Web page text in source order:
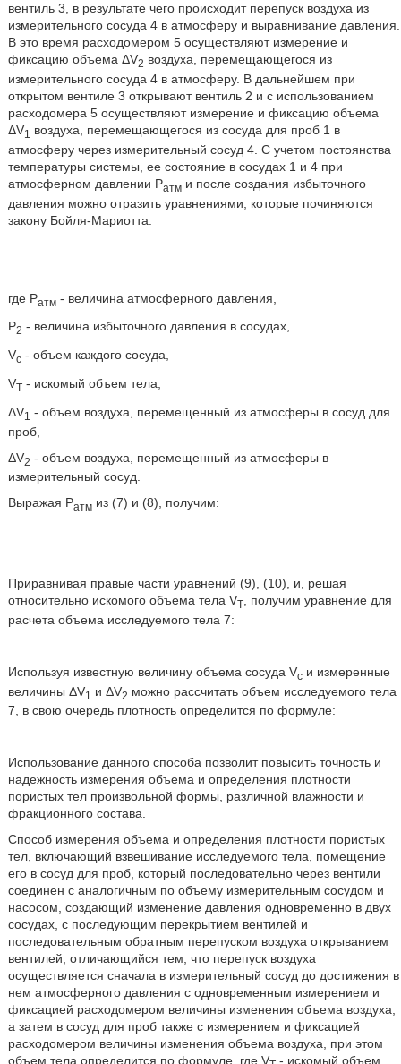
вентиль 3, в результате чего происходит перепуск воздуха из
измерительного сосуда 4 в атмосферу и выравнивание давления.
В это время расходомером 5 осуществляют измерение и
фиксацию объема ΔV2 воздуха, перемещающегося из
измерительного сосуда 4 в атмосферу. В дальнейшем при
открытом вентиле 3 открывают вентиль 2 и с использованием
расходомера 5 осуществляют измерение и фиксацию объема
ΔV1
воздуха, перемещающегося из сосуда для проб 1 в
атмосферу через измерительный сосуд 4. С учетом постоянства
температуры системы, ее состояние в сосудах 1 и 4 при
атмосферном давлении Ратми после создания избыточного
давления можно отразить уравнениями, которые починяются
закону Бойля-Мариотта:
где Ратм- величина атмосферного давления,
Р2 - величина избыточного давления в сосудах,
Vc- объем каждого сосуда,
VT- искомый объем тела,
ΔV1 - объем воздуха, перемещенный из атмосферы в сосуд для
проб,
ΔV2 - объем воздуха, перемещенный из атмосферы в
измерительный сосуд.
Выражая Ратмиз (7) и (8), получим:
Приравнивая правые части уравнений (9), (10), и, решая
относительно искомого объема тела VT, получим уравнение для
расчета объема исследуемого тела 7:
Используя известную величину объема сосуда Vcи измеренные
величины ΔV1 и ΔV2 можно рассчитать объем исследуемого тела
7, в свою очередь плотность определится по формуле:
Использование данного способа позволит повысить точность и
надежность измерения объема и определения плотности
пористых тел произвольной формы, различной влажности и
фракционного состава.
Способ измерения объема и определения плотности пористых
тел, включающий взвешивание исследуемого тела, помещение
его в сосуд для проб, который последовательно через вентили
соединен с аналогичным по объему измерительным сосудом и
насосом, создающий изменение давления одновременно в двух
сосудах, с последующим перекрытием вентилей и
последовательным обратным перепуском воздуха открыванием
вентилей, отличающийся тем, что перепуск воздуха
осуществляется сначала в измерительный сосуд до достижения в
нем атмосферного давления с одновременным измерением и
фиксацией расходомером величины изменения объема воздуха,
а затем в сосуд для проб также с измерением и фиксацией
расходомером величины изменения объема воздуха, при этом
объем тела определится по формуле где V - искомый объем